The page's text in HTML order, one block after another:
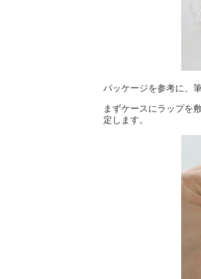
パッケージを参考に、
まずケースにラップを
定します。